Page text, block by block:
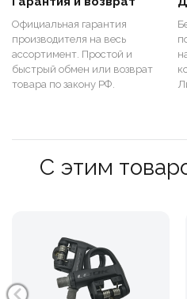
Официальная гарантия
производителя на весь
ассортимент. Простой и
быстрый обмен или возврат
товара по закону РФ.
С этим